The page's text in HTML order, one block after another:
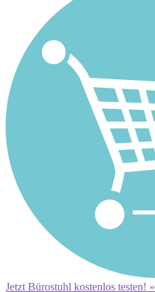
Jetzt Bürostuhl kostenlos testen! »